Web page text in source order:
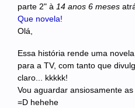
parte 2" à 14 anos 6 meses
Que novela!
Olá,
Essa história rende uma
para a TV, com tanto que
claro... kkkkk!
Vou aguardar ansiosamente
=D hehehe